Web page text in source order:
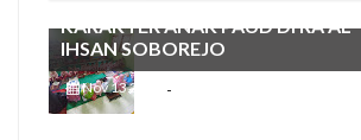
KARAKTER ANAK PAUD DI RA AL
IHSAN SOBOREJO
Nov 13 2025 -